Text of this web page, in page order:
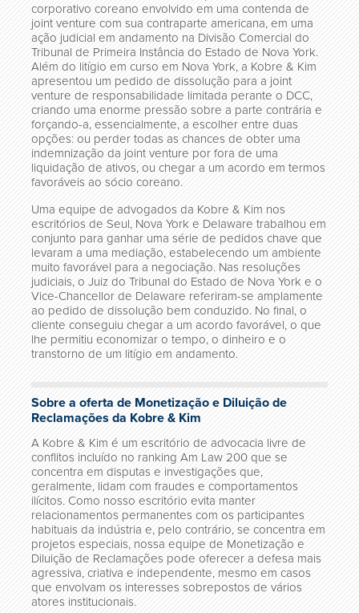
corporativo coreano envolvido em uma contenda de
joint venture com sua contraparte americana, em uma
ação judicial em andamento na Divisão Comercial do
Tribunal de Primeira Instância do Estado de Nova York.
Além do litígio em curso em Nova York, a Kobre & Kim
apresentou um pedido de dissolução para a joint
venture de responsabilidade limitada perante o DCC,
criando uma enorme pressão sobre a parte contrária e
forçando-a, essencialmente, a escolher entre duas
opções: ou perder todas as chances de obter uma
indemnização da joint venture por fora de uma
liquidação de ativos, ou chegar a um acordo em termos
favoráveis ao sócio coreano.
Uma equipe de advogados da Kobre & Kim nos
escritórios de Seul, Nova York e Delaware trabalhou em
conjunto para ganhar uma série de pedidos chave que
levaram a uma mediação, estabelecendo um ambiente
muito favorável para a negociação. Nas resoluções
judiciais, o Juiz do Tribunal do Estado de Nova York e o
Vice-Chancellor de Delaware referiram-se amplamente
ao pedido de dissolução bem conduzido. No final, o
cliente conseguiu chegar a um acordo favorável, o que
lhe permitiu economizar o tempo, o dinheiro e o
transtorno de um litígio em andamento.
Sobre a oferta de Monetização e Diluição de
Reclamações da Kobre & Kim
A Kobre & Kim é um escritório de advocacia livre de
conflitos incluído no ranking Am Law 200 que se
concentra em disputas e investigações que,
geralmente, lidam com fraudes e comportamentos
ilícitos. Como nosso escritório evita manter
relacionamentos permanentes com os participantes
habituais da indústria e, pelo contrário, se concentra em
projetos especiais, nossa equipe de Monetização e
Diluição de Reclamações pode oferecer a defesa mais
agressiva, criativa e independente, mesmo em casos
que envolvam os interesses sobrepostos de vários
atores institucionais.